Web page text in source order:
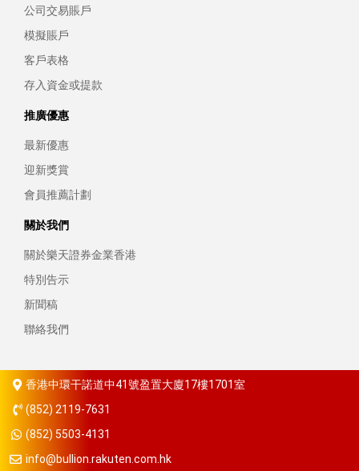
公司交易賬戶
模擬賬戶
客戶表格
存入資金或提款
推廣優惠
最新優惠
迎新獎賞
會員推薦計劃
關於我們
關於樂天證券金業香港
特別告示
新聞稿
聯絡我們
香港中環干諾道中41號盈置大廈17樓1701室
(852) 2119-7631
(852) 5503-4131
info@bullion.rakuten.com.hk